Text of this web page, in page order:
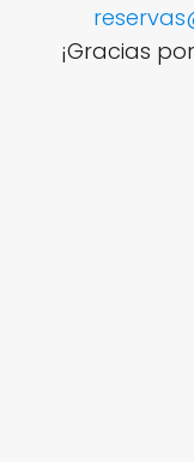
¡Gracias